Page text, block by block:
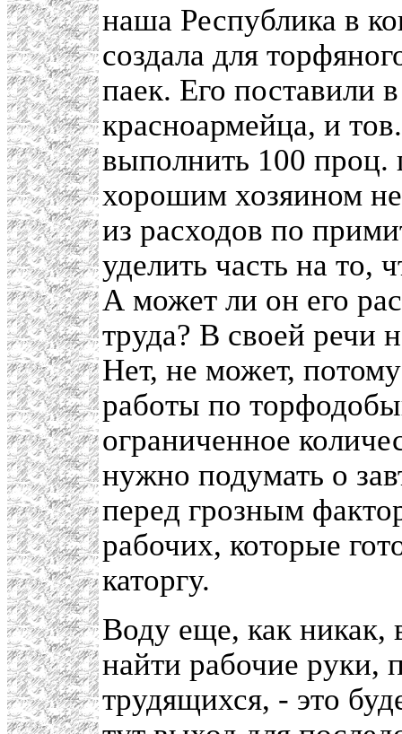
наша Республика в
создала для
паек. Его поставили
красноармейца, и
выполнить 100 проц.
хорошим хозяином
из расходов по
уделить часть на то,
А может ли он его
труда? В своей речи
Нет, не может,
работы по
ограниченное
нужно подумать о
перед грозным
рабочих, которые
каторгу.
Воду еще, как никак,
найти рабочие руки,
трудящихся, - это